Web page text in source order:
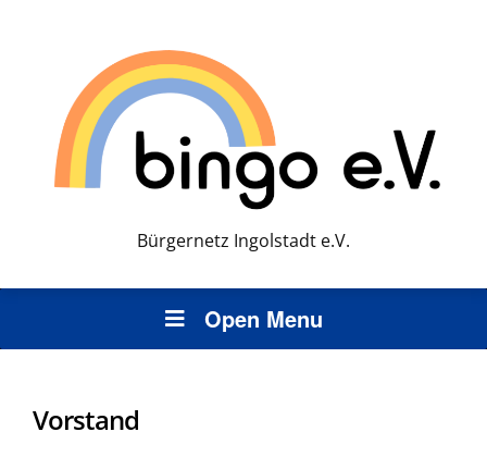
Bürgernetz Ingolstadt e.V.
Open Menu
Vorstand